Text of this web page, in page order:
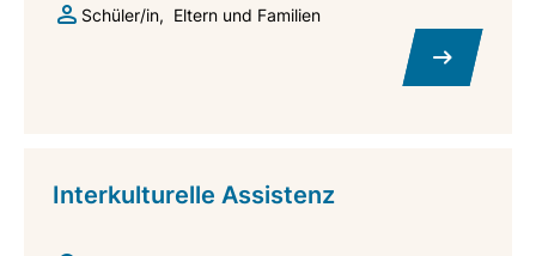
Schüler/in
Eltern und Familien
Interkulturelle Assistenz